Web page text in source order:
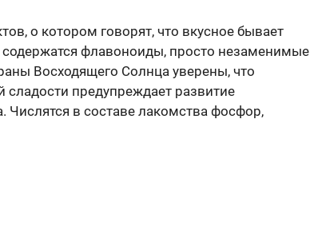
о котором говорят, что вкусное бывает
флавоноиды, просто незаменимые
Восходящего Солнца уверены, что
предупреждает развитие
Числятся в составе лакомства фосфор,